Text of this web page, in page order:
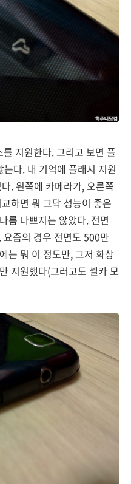
지원한다. 그리고 보면 플
다. 내 기억에 플래시 지원
. 왼쪽에 카메라가, 오른쪽
하면 뭐 그닥 성능이 좋은
름 나쁘지는 않았다. 전면
즘의 경우 전면도 500만
는 뭐 이 정도만, 그저 화상
지원했다(그러고도 셀카 모